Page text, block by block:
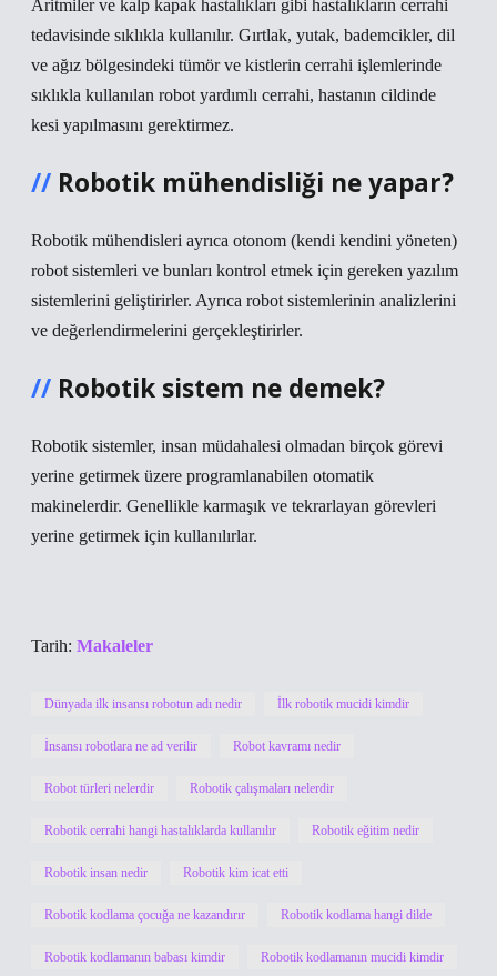
Aritmiler ve kalp kapak hastalıkları gibi hastalıkların cerrahi
tedavisinde sıklıkla kullanılır. Gırtlak, yutak, bademcikler, dil
ve ağız bölgesindeki tümör ve kistlerin cerrahi işlemlerinde
sıklıkla kullanılan robot yardımlı cerrahi, hastanın cildinde
kesi yapılmasını gerektirmez.
Robotik mühendisliği ne yapar?
Robotik mühendisleri ayrıca otonom (kendi kendini yöneten)
robot sistemleri ve bunları kontrol etmek için gereken yazılım
sistemlerini geliştirirler. Ayrıca robot sistemlerinin analizlerini
ve değerlendirmelerini gerçekleştirirler.
Robotik sistem ne demek?
Robotik sistemler, insan müdahalesi olmadan birçok görevi
yerine getirmek üzere programlanabilen otomatik
makinelerdir. Genellikle karmaşık ve tekrarlayan görevleri
yerine getirmek için kullanılırlar.
Tarih: Makaleler
Dünyada ilk insansı robotun adı nedir İlk robotik mucidi kimdir
İnsansı robotlara ne ad verilir Robot kavramı nedir
Robot türleri nelerdir Robotik çalışmaları nelerdir
Robotik cerrahi hangi hastalıklarda kullanılır Robotik eğitim nedir
Robotik insan nedir Robotik kim icat etti
Robotik kodlama çocuğa ne kazandırır Robotik kodlama hangi dilde
Robotik kodlamanın babası kimdir Robotik kodlamanın mucidi kimdir